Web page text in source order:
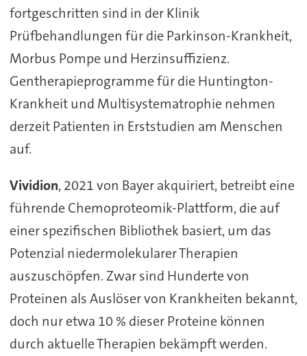
fortgeschritten sind in der Klinik
Prüfbehandlungen für die Parkinson-Krankheit,
Morbus Pompe und Herzinsuffizienz.
Gentherapieprogramme für die Huntington-
Krankheit und Multisystematrophie nehmen
derzeit Patienten in Erststudien am Menschen
auf.
Vividion, 2021 von Bayer akquiriert, betreibt eine
führende Chemoproteomik-Plattform, die auf
einer spezifischen Bibliothek basiert, um das
Potenzial niedermolekularer Therapien
auszuschöpfen. Zwar sind Hunderte von
Proteinen als Auslöser von Krankheiten bekannt,
doch nur etwa 10 % dieser Proteine können
durch aktuelle Therapien bekämpft werden.